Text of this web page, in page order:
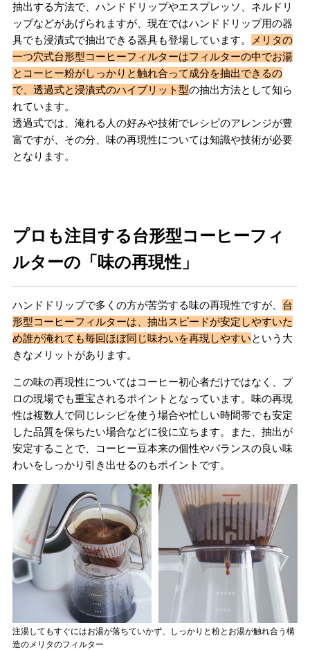
抽出する方法で、ハンドドリップやエスプレッソ、ネルドリ
ップなどがあげられますが、現在ではハンドドリップ用の器
具でも浸漬式で抽出できる器具も登場しています。
メリタの
一つ穴式台形型コーヒーフィルターはフィルターの中でお湯
とコーヒー粉がしっかりと触れ合って成分を抽出できるの
で、透過式と浸漬式のハイブリット型の抽出方法として知ら
れています。
透過式では、淹れる人の好みや技術でレシピのアレンジが豊
富ですが、その分、味の再現性については知識や技術が必要
となります。
プロも注目する台形型コーヒーフィ
ルターの「味の再現性」
ハンドドリップで多くの方が苦労する味の再現性ですが、 台
形型コーヒーフィルターは、抽出スピードが安定しやすいた
め誰が淹れても毎回ほぼ同じ味わいを再現しやすいという大
きなメリットがあります。
この味の再現性についてはコーヒー初心者だけではなく、プ
ロの現場でも重宝されるポイントとなっています。味の再現
性は複数人で同じレシピを使う場合や忙しい時間帯でも安定
した品質を保ちたい場合などに役に立ちます。また、抽出が
安定することで、コーヒー豆本来の個性やバランスの良い味
わいをしっかり引き出せるのもポイントです。
注湯してもすぐにはお湯が落ちていかず、しっかりと粉とお湯が触れ合う構
造のメリタのフィルター